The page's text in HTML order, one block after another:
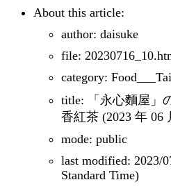
About this article:
author: daisuke
file:
category:
title: 「永心麵屋」
香紅茶 (2023 年 06
mode: public
last modified: 2023/
Standard Time)